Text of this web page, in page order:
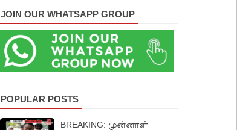
JOIN OUR WHATSAPP GROUP
POPULAR POSTS
BREAKING: முன்னாள்